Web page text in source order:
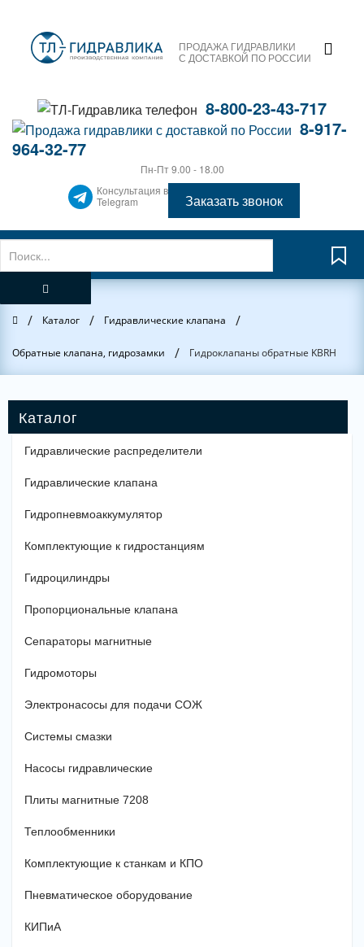
ПРОДАЖА ГИДРАВЛИКИ
С ДОСТАВКОЙ ПО РОССИИ
8-800-23-43-717
8-917-
964-32-77
Пн-Пт 9.00 - 18.00
Консультация в
Telegram
Заказать звонок
Главная
/ Каталог / Гидравлические клапана /
Обратные клапана, гидрозамки / Гидроклапаны обратные KBRH
Гидравлические распределители
Гидравлические клапана
Гидропневмоаккумулятор
Комплектующие к гидростанциям
Гидроцилиндры
Пропорциональные клапана
Сепараторы магнитные
Гидромоторы
Электронасосы для подачи СОЖ
Системы смазки
Насосы гидравлические
Плиты магнитные 7208
Теплообменники
Комплектующие к станкам и КПО
Пневматическое оборудование
КИПиА